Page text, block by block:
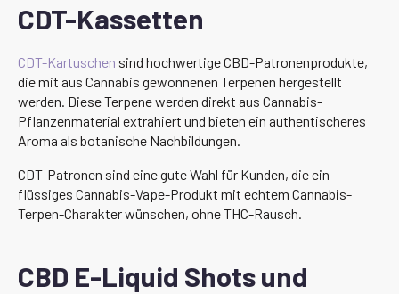
CDT-Kassetten
CDT-Kartuschen sind hochwertige CBD-Patronenprodukte,
die mit aus Cannabis gewonnenen Terpenen hergestellt
werden. Diese Terpene werden direkt aus Cannabis-
Pflanzenmaterial extrahiert und bieten ein authentischeres
Aroma als botanische Nachbildungen.
CDT-Patronen sind eine gute Wahl für Kunden, die ein
flüssiges Cannabis-Vape-Produkt mit echtem Cannabis-
Terpen-Charakter wünschen, ohne THC-Rausch.
CBD E-Liquid Shots und